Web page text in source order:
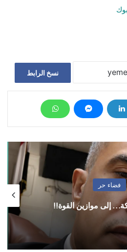
نسخ الرابط
فضاء حر
إلى موازين القوة!!